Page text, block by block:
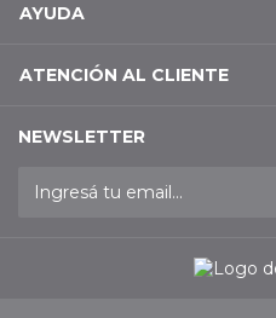
AYUDA
ATENCIÓN AL CLIENTE
NEWSLETTER